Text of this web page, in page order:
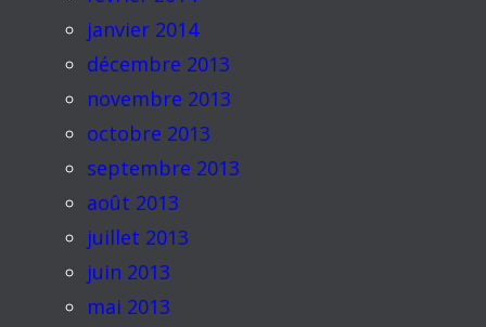
janvier 2014
décembre 2013
novembre 2013
octobre 2013
septembre 2013
août 2013
juillet 2013
juin 2013
mai 2013